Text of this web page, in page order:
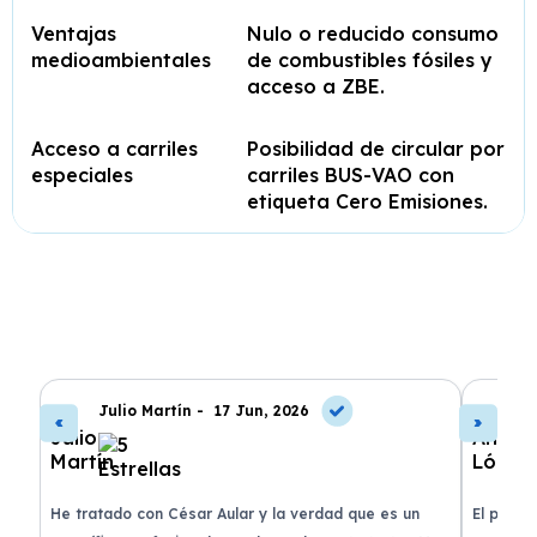
Ventajas
medioambientales
Nulo o reducido consumo
de combustibles fósiles y
acceso a ZBE.
Acceso a carriles
especiales
Posibilidad de circular por
carriles BUS-VAO con
etiqueta Cero Emisiones.
Julio Martín - 17 Jun, 2026
He tratado con César Aular y la verdad que es un
El